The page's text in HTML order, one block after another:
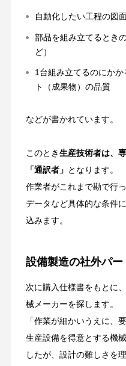
自動化したい工程の図
部品を組み立てるとき
ど）
1台組み立てるのにか
ト（成果物）の品質
などが書かれています。
このとき生産技術者は、
「通訳者」 となります。
作業者がこれまで勘で行
データなど具体的な条件
込みます。
設備製造の社外パー
次に購入仕様書をもとに
械メーカーを探します。
「作業が細かいうえに、
生産設備を得意とする機
したが、設計の難しさを